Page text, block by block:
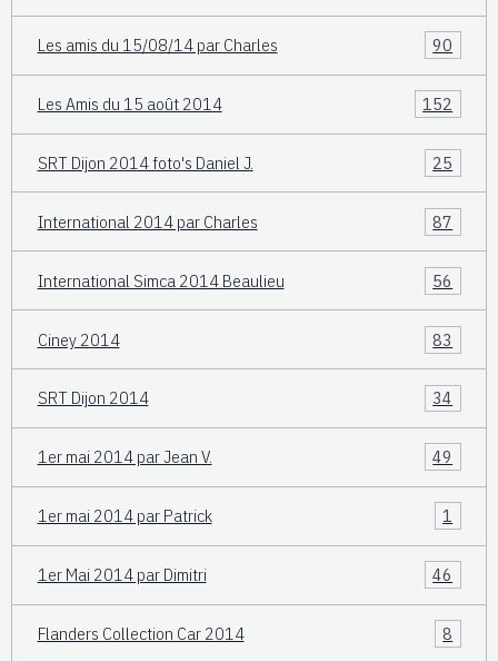
Les amis du 15/08/14 par Charles 90
Les Amis du 15 août 2014 152
SRT Dijon 2014 foto's Daniel J. 25
International 2014 par Charles 87
International Simca 2014 Beaulieu 56
Ciney 2014 83
SRT Dijon 2014 34
1er mai 2014 par Jean V. 49
1er mai 2014 par Patrick 1
1er Mai 2014 par Dimitri 46
Flanders Collection Car 2014 8